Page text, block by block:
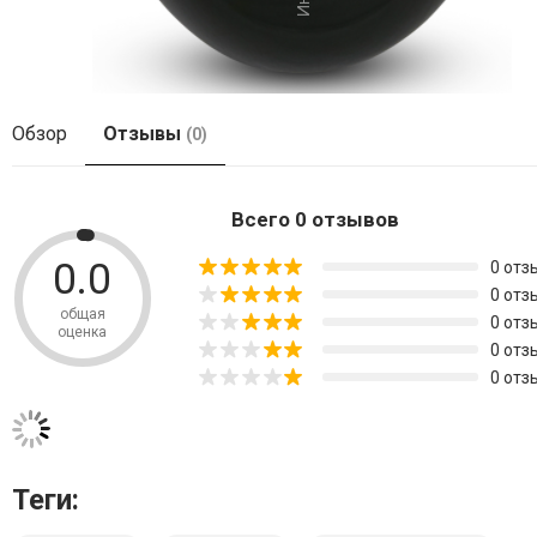
Обзор Отзывы (0)
0.0
общая
оценка
Всего 0 отзывов
0
0
0
0
0
Теги: